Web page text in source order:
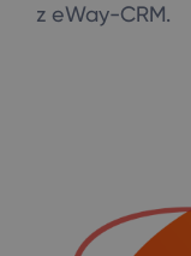
z eWay-CRM.